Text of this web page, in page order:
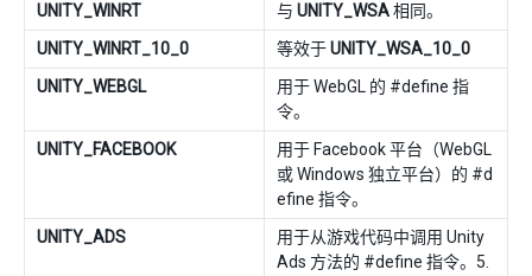
UNITY_WINRT
与 UNITY_WSA相同。
UNITY_WINRT_10_0
等效于UNITY_WSA_10_0
UNITY_WEBGL
用于 WebGL 的 #define 指
令。
UNITY_FACEBOOK
用于 Facebook 平台（WebGL
或 Windows 独立平台）的 #d
efine 指令。
UNITY_ADS
用于从游戏代码中调用 Unity
Ads 方法的 #define 指令。5.